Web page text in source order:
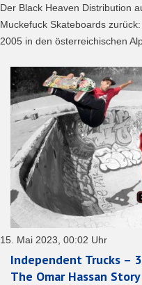
Der Black Heaven Distribution
Muckefuck Skateboards
2005 in den österreichischen
15. Mai 2023, 00:02 Uhr
Independent Trucks –
The Omar Hassan Story